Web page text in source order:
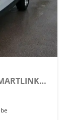
Expression 3 TCe 4x2*NAVI-ÜBER-SMARTLINK*AHK*PDC-KAMERA*LED*SHZ*17-ZOLL